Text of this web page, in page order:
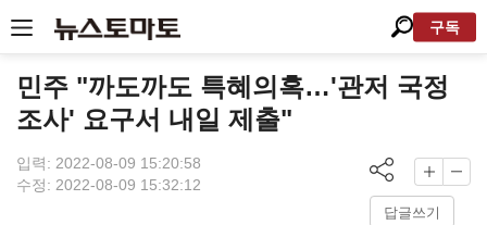
구독
민주 "까도까도 특혜의혹…'관저 국정
조사' 요구서 내일 제출"
입력: 2022-08-09 15:20:58
수정: 2022-08-09 15:32:12
답글쓰기